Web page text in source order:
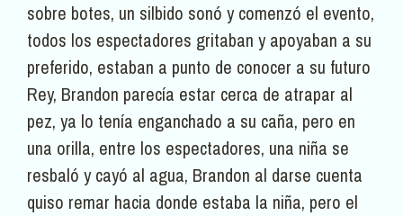
sobre botes, un silbido sonó y comenzó el evento,
todos los espectadores gritaban y apoyaban a su
preferido, estaban a punto de conocer a su futuro
Rey, Brandon parecía estar cerca de atrapar al
pez, ya lo tenía enganchado a su caña, pero en
una orilla, entre los espectadores, una niña se
resbaló y cayó al agua, Brandon al darse cuenta
quiso remar hacia donde estaba la niña, pero el